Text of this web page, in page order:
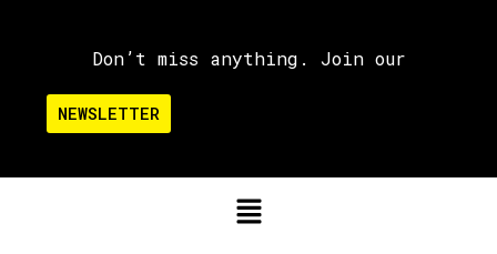
Don’t miss anything. Join our
NEWSLETTER